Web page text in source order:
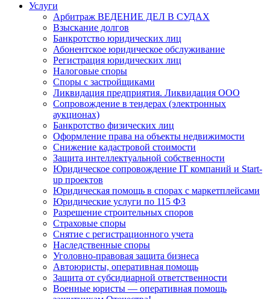
Услуги
Арбитраж ВЕДЕНИЕ ДЕЛ В СУДАХ
Взыскание долгов
Банкротство юридических лиц
Абонентское юридическое обслуживание
Регистрация юридических лиц
Налоговые споры
Споры с застройщиками
Ликвидация предприятия. Ликвидация ООО
Сопровождение в тендерах (электронных
аукционах)
Банкротство физических лиц
Оформление права на объекты недвижимости
Снижение кадастровой стоимости
Защита интеллектуальной собственности
Юридическое сопровождение IT компаний и Start-
up проектов
Юридическая помощь в спорах с маркетплейсами
Юридические услуги по 115 ФЗ
Разрешение строительных споров
Страховые споры
Снятие с регистрационного учета
Наследственные споры
Уголовно-правовая защита бизнеса
Автоюристы, оперативная помощь
Защита от субсидиарной ответственности
Военные юристы — оперативная помощь